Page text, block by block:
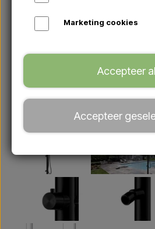
Marketing cookies
Accepteer
Accepteer